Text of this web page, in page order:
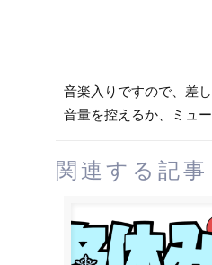
音楽入りですので、差
音量を控えるか、ミュ
関連する記事